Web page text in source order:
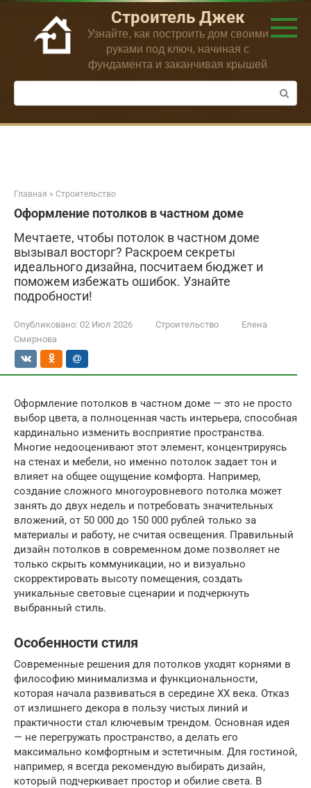
Перейти
контенту
Строитель Джек
Узнайте, как построить дом своими
руками под ключ, начиная с
фундамента и заканчивая крышей
Поиск:
Главная » Строительство
Оформление потолков в частном доме
Мечтаете, чтобы потолок в частном доме
вызывал восторг? Раскроем секреты
идеального дизайна, посчитаем бюджет и
поможем избежать ошибок. Узнайте
подробности!
Опубликовано: 02 Июл 2026 Строительство
Елена
Смирнова
Оформление потолков в частном доме — это не просто
выбор цвета, а полноценная часть интерьера, способная
кардинально изменить восприятие пространства.
Многие недооценивают этот элемент, концентрируясь
на стенах и мебели, но именно потолок задает тон и
влияет на общее ощущение комфорта. Например,
создание сложного многоуровневого потолка может
занять до двух недель и потребовать значительных
вложений, от 50 000 до 150 000 рублей только за
материалы и работу, не считая освещения. Правильный
дизайн потолков в современном доме позволяет не
только скрыть коммуникации, но и визуально
скорректировать высоту помещения, создать
уникальные световые сценарии и подчеркнуть
выбранный стиль.
Особенности стиля
Современные решения для потолков уходят корнями в
философию минимализма и функциональности,
которая начала развиваться в середине XX века. Отказ
от излишнего декора в пользу чистых линий и
практичности стал ключевым трендом. Основная идея
— не перегружать пространство, а делать его
максимально комфортным и эстетичным. Для гостиной,
например, я всегда рекомендую выбирать дизайн,
который подчеркивает простор и обилие света. В